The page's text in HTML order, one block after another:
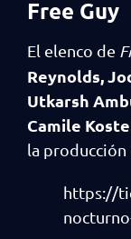
Free Guy
El elenco de
Reynolds,
Utkarsh
Camile
la producción
https://